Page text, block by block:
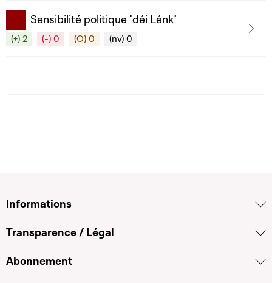
Sensibilité politique "déi Lénk"
(+) 2 (-) 0 (O) 0 (nv) 0
Informations
Transparence / Légal
Abonnement